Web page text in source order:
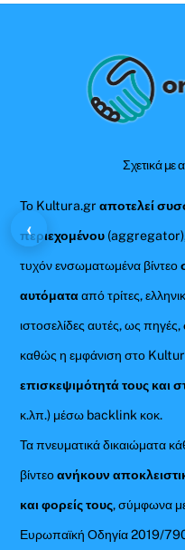
Σχετικά με
Το Kultura.grαποτελεί
περιεχομένου (aggregator),
τυχόν ενσωματωμένα βίντεο
αυτόματααπό τρίτες,
ιστοσελίδες αυτές, ως πηγές,
καθώς η εμφάνιση στο
επισκεψιμότητά τους και
κ.λπ.) μέσω backlink κοκ.
Τα πνευματικά δικαιώματα
βίντεοανήκουν
και φορείς τους, σύμφωνα
Ευρωπαϊκή Οδηγία 2019/
‹